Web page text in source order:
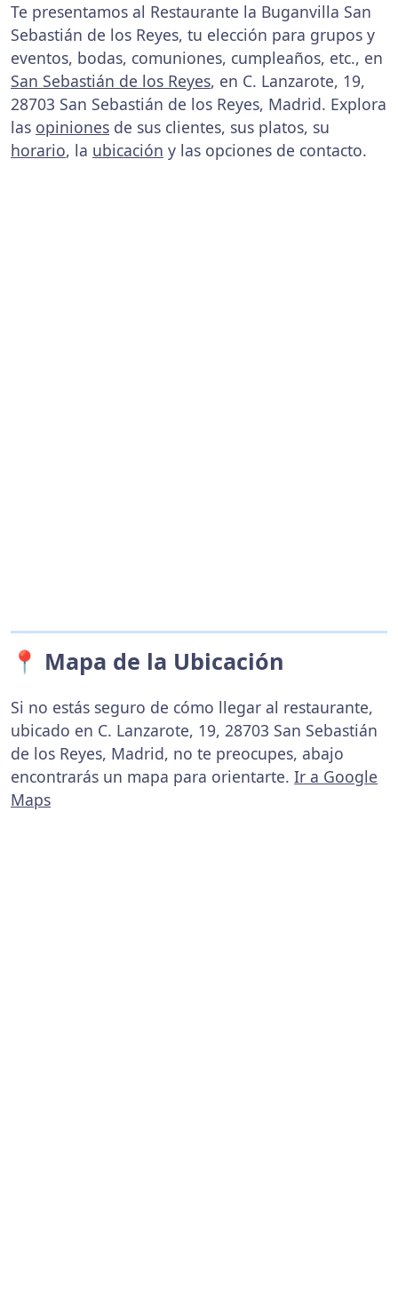
Te presentamos al Restaurante la Buganvilla San
Sebastián de los Reyes, tu elección para grupos y
eventos, bodas, comuniones, cumpleaños, etc., en
San Sebastián de los Reyes, en C. Lanzarote, 19,
28703 San Sebastián de los Reyes, Madrid. Explora
las opiniones de sus clientes, sus platos, su
horario, la ubicación y las opciones de contacto.
📍 Mapa de la Ubicación
Si no estás seguro de cómo llegar al restaurante,
ubicado en C. Lanzarote, 19, 28703 San Sebastián
de los Reyes, Madrid, no te preocupes, abajo
encontrarás un mapa para orientarte. Ir a Google
Maps